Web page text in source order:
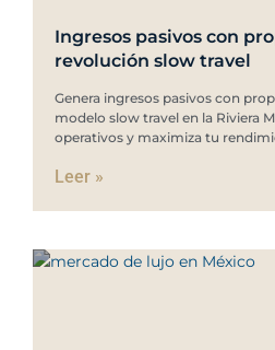
Ingresos pasivos con
revolución slow travel
Genera ingresos pasivos con
modelo slow travel en la Riviera
operativos y maximiza tu
Leer »